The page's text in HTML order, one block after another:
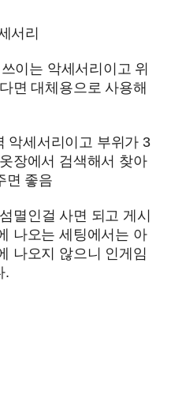
서리
이는 악세서리이고 위
면 대체용으로 사용해
악세서리이고 부위가 3
장에서 검색해서 찾아
면 좋음
멸인걸 사면 되고 게시
나오는 세팅에서는 아
나오지 않으니 인게임
.